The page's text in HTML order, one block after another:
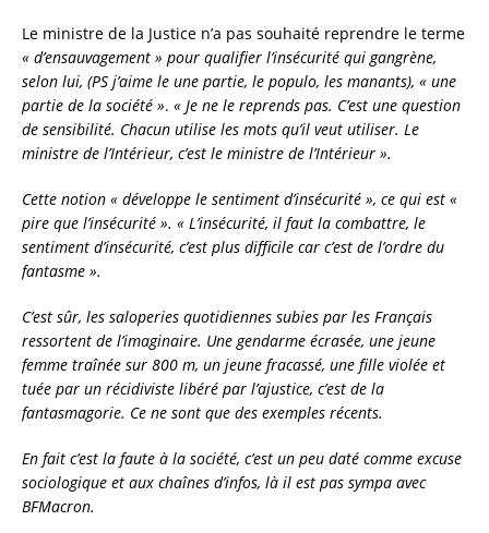
Le ministre de la Justice n’a pas souhaité reprendre le terme
« d’ensauvagement » pour qualifier l’insécurité qui gangrène,
selon lui, (PS j’aime le une partie, le populo, les manants), « une
partie de la société ». « Je ne le reprends pas. C’est une question
de sensibilité. Chacun utilise les mots qu’il veut utiliser. Le
ministre de l’Intérieur, c’est le ministre de l’Intérieur ».
Cette notion « développe le sentiment d’insécurité », ce qui est «
pire que l’insécurité ». « L’insécurité, il faut la combattre, le
sentiment d’insécurité, c’est plus difficile car c’est de l’ordre du
fantasme ».
C’est sûr, les saloperies quotidiennes subies par les Français
ressortent de l’imaginaire. Une gendarme écrasée, une jeune
femme traînée sur 800 m, un jeune fracassé, une fille violée et
tuée par un récidiviste libéré par l’ajustice, c’est de la
fantasmagorie. Ce ne sont que des exemples récents.
En fait c’est la faute à la société, c’est un peu daté comme excuse
sociologique et aux chaînes d’infos, là il est pas sympa avec
BFMacron.